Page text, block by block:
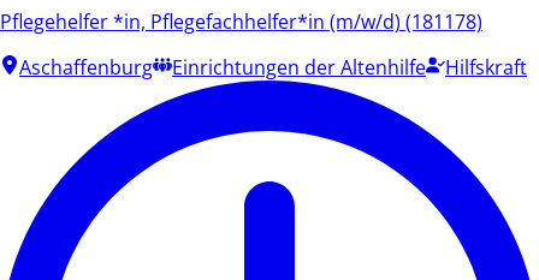
Pflegehelfer *in, Pflegefachhelfer*in (m/w/d) (181178)
Aschaffenburg
Einrichtungen der Altenhilfe Hilfskraft